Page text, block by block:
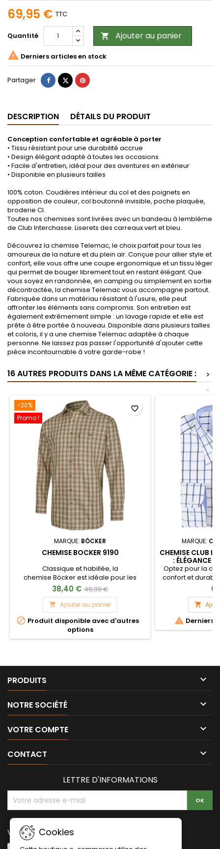
69,95 € TTC
Quantité  Ajouter au panier
 Derniers articles en stock
Partager PartagerTweetPinterest
DESCRIPTION DÉTAILS DU PRODUIT
Conception confortable et agréable à porter
• Tissu résistant pour une durabilité accrue
• Design élégant adapté à toutes les occasions
• Facile d'entretien, idéal pour des aventures en extérieur
• Disponible en plusieurs tailles
100% coton. Coudières intérieur du col et des poignets en
opposition de couleur, col boutonné invisible, poche plaquée,
broderie CI.
Toutes nos chemises sont livrées avec un bandeau à lemblème
de Club Interchasse. Liserets des carreaux vert et bleu.
Découvrez la chemise Telemac, le choix parfait pour tous les
amoureux de la nature et du plein air. Conçue pour allier style et
confort, elle vous offre une coupe ergonomique et un tissu léger
qui permet de bouger librement tout en restant élégant. Que
vous soyez en randonnée, en camping ou simplement en sortie
décontractée, la chemise Telemac vous accompagne partout.
Fabriquée dans un matériau résistant à l'usure, elle peut
affronter les éléments sans compromis. Son entretien est
également extrêmement simple : un lavage rapide et elle est
prête à être portée à nouveau. Disponible dans plusieurs tailles
et coloris, il y a une chemise Telemac adaptée à chaque
personne. Ne laissez pas passer l'opportunité d'ajouter cette
pièce incontournable à votre garde-robe !
16 AUTRES PRODUITS DANS LA MÊME CATÉGORIE :
>
<
-20%
Promo !
MARQUE: BÖCKER
CHEMISE BOCKER 9190
Classique et habillée, la
chemise Böcker est idéale pour les
chasses traditionnelles aussi bien qu'au
quotidien.
38,40 € 48,00 €
 Ajouter au panier
 Produit disponible avec d'autres
options
favorite_border
MARQUE:
CHEMISE CLUB
: ÉLÉGANCE
TOUTES
Optez pour la
confort et
en plein

 Derniers
PRODUITS 
NOTRE SOCIÉTÉ 
VOTRE COMPTE 
CONTACT 
Cookies
LETTRE D'INFORMATIONS
Vérification de sécurité